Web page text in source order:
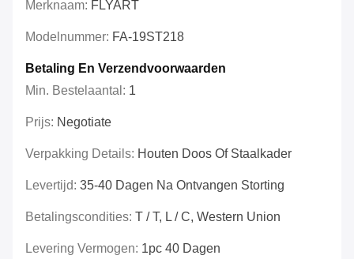
Merknaam: FLYART
Modelnummer: FA-19ST218
Betaling En Verzendvoorwaarden
Min. Bestelaantal: 1
Prijs: Negotiate
Verpakking Details: Houten Doos Of Staalkader
Levertijd: 35-40 Dagen Na Ontvangen Storting
Betalingscondities: T / T, L / C, Western Union
Levering Vermogen: 1pc 40 Dagen